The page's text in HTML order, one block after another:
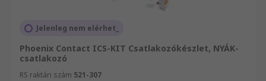
Jelenleg nem elérhet_
Phoenix Contact ICS-KIT Csatlakozókészlet, NYÁK-
csatlakozó
RS raktári szám 521-307